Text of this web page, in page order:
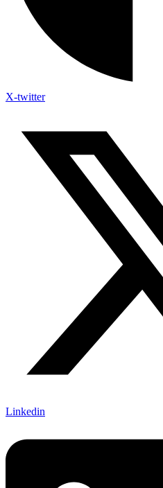
X-twitter
Linkedin